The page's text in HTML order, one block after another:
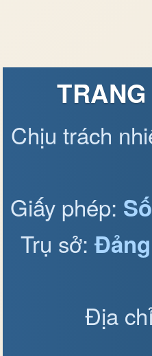
Chịu trách
Giấy phép:
Trụ sở:
Địa